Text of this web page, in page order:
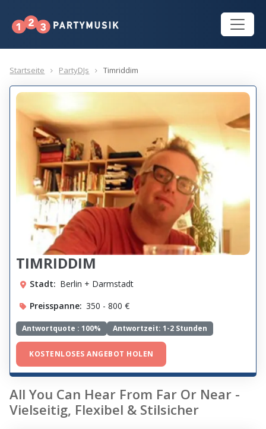
Startseite PartyDJs Timriddim
TIMRIDDIM
Stadt: Berlin + Darmstadt
Preisspanne: 350 - 800 €
Antwortquote :100% Antwortzeit: 1-2 Stunden
KOSTENLOSES ANGEBOT HOLEN
All You Can Hear From Far Or Near -
Vielseitig, Flexibel & Stilsicher